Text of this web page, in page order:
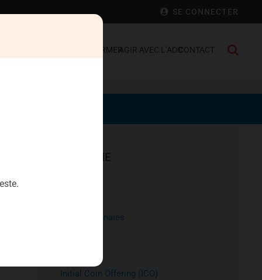
SE CONNECTER
S’INFORMERAGIR AVEC L’ADCCONTACT
EPARGNE
Cryptomonnaies
Initial Coin Offering (ICO)